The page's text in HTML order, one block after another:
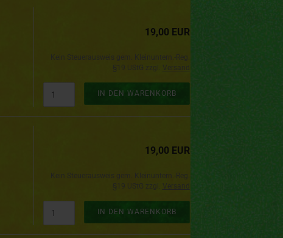
19,00 EUR
IN DEN WARENKORB
19,00 EUR
IN DEN WARENKORB